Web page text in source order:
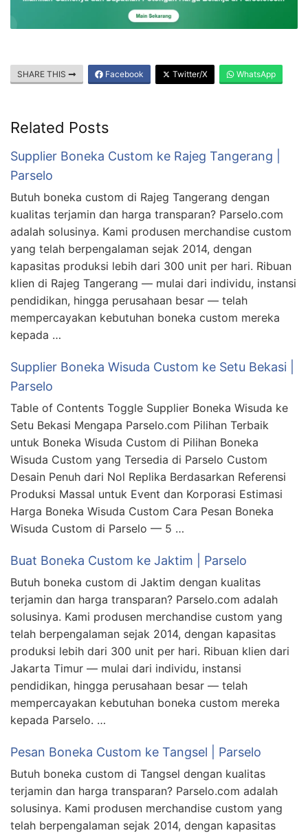
SHARE THIS Facebook Twitter/X WhatsApp
Related Posts
Supplier Boneka Custom ke Rajeg Tangerang |
Parselo
Butuh boneka custom di Rajeg Tangerang dengan
kualitas terjamin dan harga transparan? Parselo.com
adalah solusinya. Kami produsen merchandise custom
yang telah berpengalaman sejak 2014, dengan
kapasitas produksi lebih dari 300 unit per hari. Ribuan
klien di Rajeg Tangerang — mulai dari individu, instansi
pendidikan, hingga perusahaan besar — telah
mempercayakan kebutuhan boneka custom mereka
kepada …
Supplier Boneka Wisuda Custom ke Setu Bekasi |
Parselo
Table of Contents Toggle Supplier Boneka Wisuda ke
Setu Bekasi Mengapa Parselo.com Pilihan Terbaik
untuk Boneka Wisuda Custom di Pilihan Boneka
Wisuda Custom yang Tersedia di Parselo Custom
Desain Penuh dari Nol Replika Berdasarkan Referensi
Produksi Massal untuk Event dan Korporasi Estimasi
Harga Boneka Wisuda Custom Cara Pesan Boneka
Wisuda Custom di Parselo — 5 …
Buat Boneka Custom ke Jaktim | Parselo
Butuh boneka custom di Jaktim dengan kualitas
terjamin dan harga transparan? Parselo.com adalah
solusinya. Kami produsen merchandise custom yang
telah berpengalaman sejak 2014, dengan kapasitas
produksi lebih dari 300 unit per hari. Ribuan klien dari
Jakarta Timur — mulai dari individu, instansi
pendidikan, hingga perusahaan besar — telah
mempercayakan kebutuhan boneka custom mereka
kepada Parselo. …
Pesan Boneka Custom ke Tangsel | Parselo
Butuh boneka custom di Tangsel dengan kualitas
terjamin dan harga transparan? Parselo.com adalah
solusinya. Kami produsen merchandise custom yang
telah berpengalaman sejak 2014, dengan kapasitas